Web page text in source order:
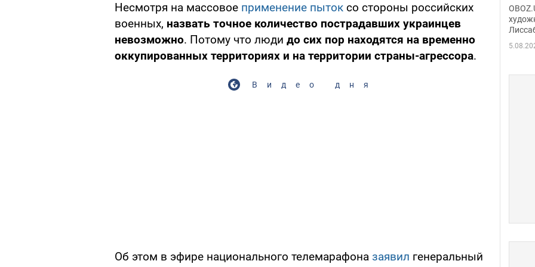
Несмотря на массовое применение пыток со стороны российских
военных, назвать точное количество пострадавших украинцев
невозможно. Потому что люди до сих пор находятся на временно
оккупированных территориях и на территории страны-агрессора.
Видео дня
Об этом в эфире национального телемарафона заявил генеральный
сына